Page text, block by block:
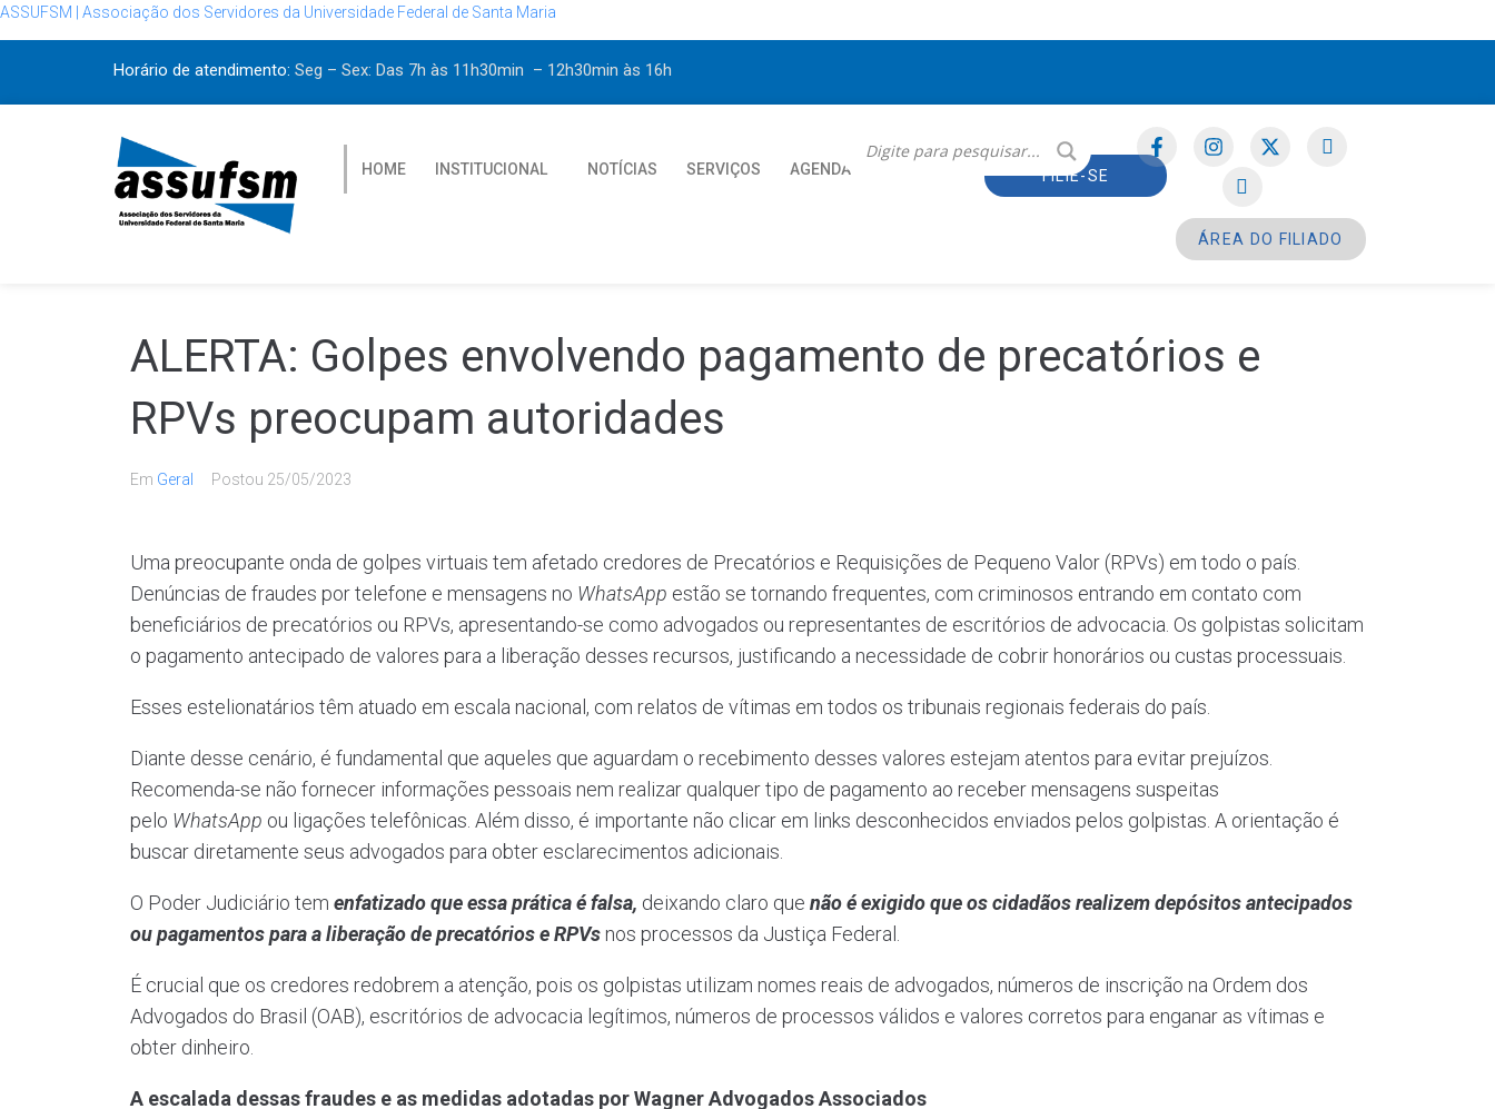
ASSUFSM | Associação dos Servidores da Universidade Federal de Santa Maria
Horário de atendimento: Seg – Sex: Das 7h às 11h30min – 12h30min às 16h
HOME INSTITUCIONAL NOTÍCIAS SERVIÇOS AGENDA FILIE-SE
ÁREA DO FILIADO
ALERTA: Golpes envolvendo pagamento de precatórios e
RPVs preocupam autoridades
Em Geral Postou 25/05/2023
Uma preocupante onda de golpes virtuais tem afetado credores de Precatórios e Requisições de Pequeno Valor (RPVs) em todo o país.
Denúncias de fraudes por telefone e mensagens no WhatsApp estão se tornando frequentes, com criminosos entrando em contato com
beneficiários de precatórios ou RPVs, apresentando-se como advogados ou representantes de escritórios de advocacia. Os golpistas solicitam
o pagamento antecipado de valores para a liberação desses recursos, justificando a necessidade de cobrir honorários ou custas processuais.
Esses estelionatários têm atuado em escala nacional, com relatos de vítimas em todos os tribunais regionais federais do país.
Diante desse cenário, é fundamental que aqueles que aguardam o recebimento desses valores estejam atentos para evitar prejuízos.
Recomenda-se não fornecer informações pessoais nem realizar qualquer tipo de pagamento ao receber mensagens suspeitas
pelo WhatsApp ou ligações telefônicas. Além disso, é importante não clicar em links desconhecidos enviados pelos golpistas. A orientação é
buscar diretamente seus advogados para obter esclarecimentos adicionais.
O Poder Judiciário tem enfatizado que essa prática é falsa, deixando claro que não é exigido que os cidadãos realizem depósitos antecipados
ou pagamentos para a liberação de precatórios e RPVs nos processos da Justiça Federal.
É crucial que os credores redobrem a atenção, pois os golpistas utilizam nomes reais de advogados, números de inscrição na Ordem dos
Advogados do Brasil (OAB), escritórios de advocacia legítimos, números de processos válidos e valores corretos para enganar as vítimas e
obter dinheiro.
A escalada dessas fraudes e as medidas adotadas por Wagner Advogados Associados